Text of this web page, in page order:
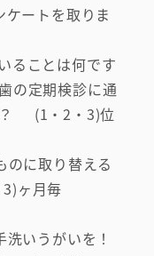
ートを取りま
ることは何です
の定期検診に通
？ (1・2・3)位
のに取り替える
ヶ月毎
いうがいを！